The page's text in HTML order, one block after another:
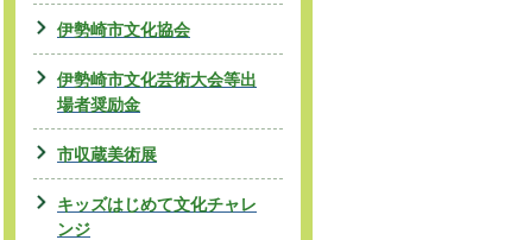
伊勢崎市文化協会
伊勢崎市文化芸術大会等出
場者奨励金
市収蔵美術展
キッズはじめて文化チャレ
ンジ